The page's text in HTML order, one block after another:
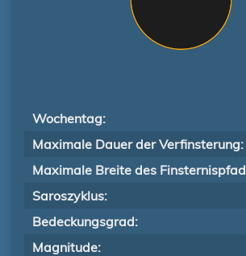
Wochentag:
Maximale Dauer der Verfinsterung:
Maximale Breite des
Saroszyklus:
Bedeckungsgrad:
Magnitude: